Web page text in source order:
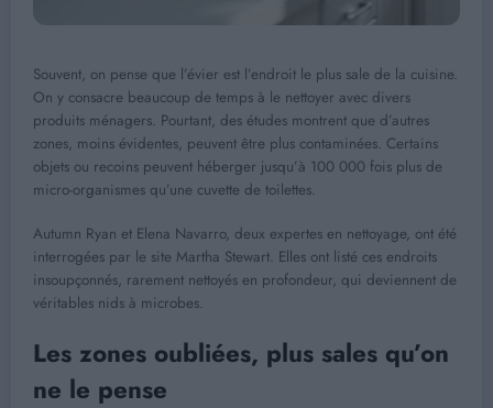
Souvent, on pense que l’évier est l’endroit le plus sale de la cuisine.
On y consacre beaucoup de temps à le nettoyer avec divers
produits ménagers. Pourtant, des études montrent que d’autres
zones, moins évidentes, peuvent être plus contaminées. Certains
objets ou recoins peuvent héberger jusqu’à 100 000 fois plus de
micro-organismes qu’une cuvette de toilettes.
Autumn Ryan et Elena Navarro, deux expertes en nettoyage, ont été
interrogées par le site Martha Stewart. Elles ont listé ces endroits
insoupçonnés, rarement nettoyés en profondeur, qui deviennent de
véritables nids à microbes.
Les zones oubliées, plus sales qu’on
ne le pense